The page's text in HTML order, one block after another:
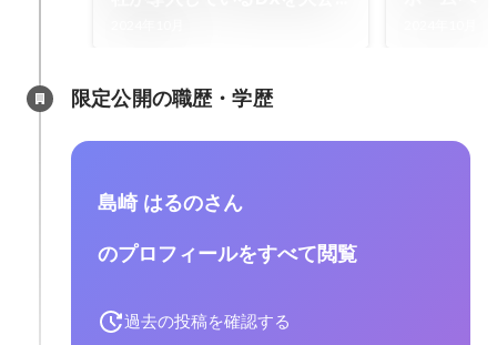
限定公開の職歴・学歴
島崎 はるのさん
のプロフィールをすべて閲覧
過去の投稿を確認する